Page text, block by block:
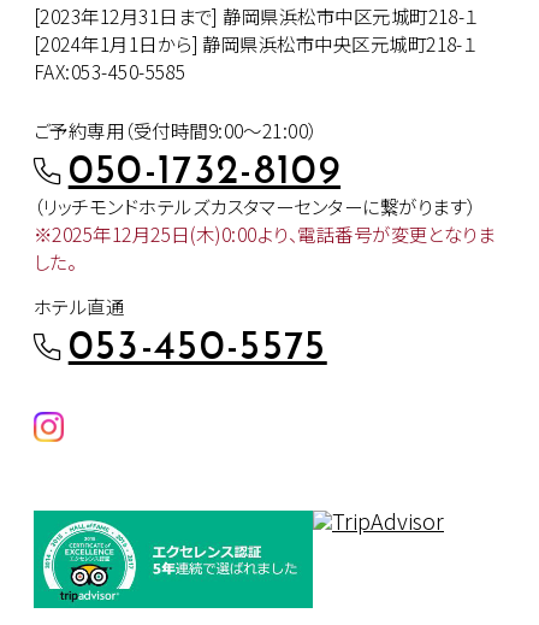
[2023年12月31日まで] 静岡県浜松市中区元城町218-１
[2024年1月1日から] 静岡県浜松市中央区元城町218-１
FAX:053-450-5585
ご予約専用（受付時間9:00～21:00）
050-1732-8109
（リッチモンドホテルズカスタマーセンターに繋がります）
※2025年12月25日(木)0:00より、電話番号が変更となりま
した。
ホテル直通
053-450-5575